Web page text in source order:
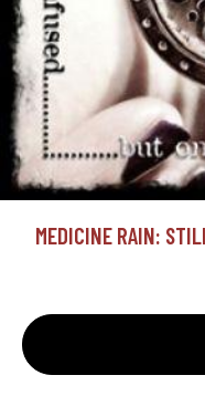
MEDICINE RAIN: